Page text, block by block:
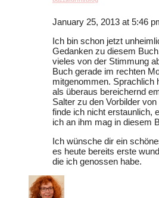
January 25, 2013 at 5:46
Ich bin schon jetzt
Gedanken zu diesem
vieles von der Stimmung
Buch gerade im rechten
mitgenommen. Sprachlich
als überaus bereichernd
Salter zu den Vorbilder
finde ich nicht erstaunlich,
ich an ihm mag in diesem
Ich wünsche dir ein
es heute bereits erste
die ich genossen habe.